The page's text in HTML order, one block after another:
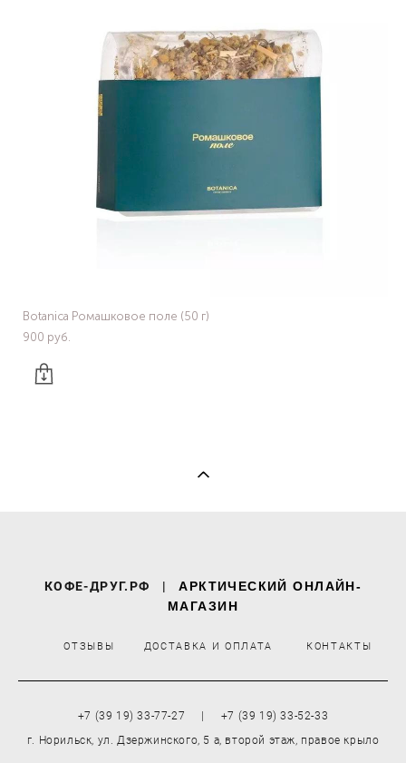
Botanica Ромашковое поле (50 г)
900 pуб.
КОФЕ-ДРУГ.РФ |
АРКТИЧЕСКИЙ ОНЛАЙН-
МАГАЗИН
ОТЗЫВЫ ДОСТАВКА И ОПЛАТА КОНТАКТЫ
+7 (39 19) 33-77-27 | +7 (39 19) 33-52-33
г. Норильск, ул. Дзержинского, 5 а, второй этаж, правое крыло